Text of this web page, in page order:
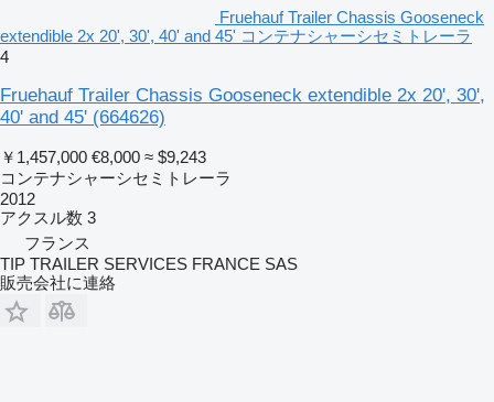
Fruehauf Trailer Chassis Gooseneck
extendible 2x 20', 30', 40' and 45' コンテナシャーシセミトレーラ
4
Fruehauf Trailer Chassis Gooseneck extendible 2x 20', 30',
40' and 45' (664626)
￥1,457,000 €8,000 ≈ $9,243
コンテナシャーシセミトレーラ
2012
アクスル数 3
フランス
TIP TRAILER SERVICES FRANCE SAS
販売会社に連絡